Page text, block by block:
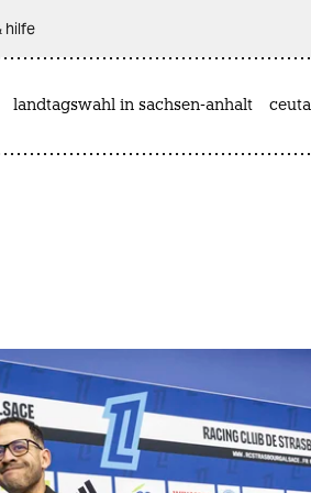
hilfe
landtagswahl in sachsen-anhalt ceuta